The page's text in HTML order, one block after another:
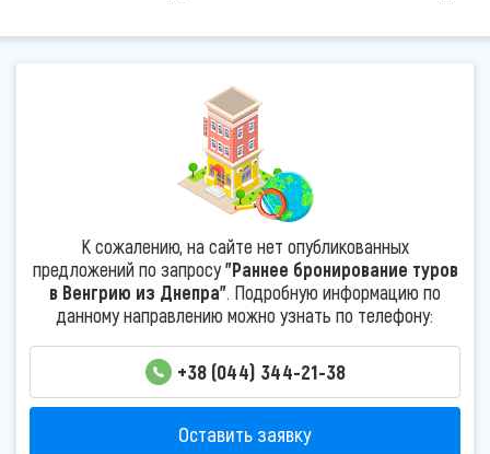
К сожалению, на сайте нет опубликованных
предложений по запросу"Раннее бронирование туров
в Венгрию из Днепра". Подробную информацию по
данному направлению можно узнать по телефону:
+38 (044) 344-21-38
Оставить заявку